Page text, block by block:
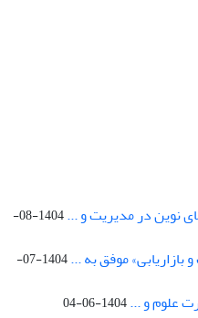
نوین در مدیریت و ...
1404-08-
موفق به ...
1404-07-
علوم و ...1404-06-04